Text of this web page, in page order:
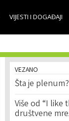
VIJESTI I DOGAĐAJI
VEZANO
Šta je plenum?
Više od “I like
društvene